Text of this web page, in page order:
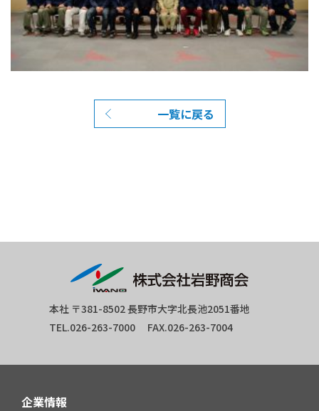
一覧に戻る
本社 〒381-8502 長野市大字北長池2051番地
TEL.026-263-7000 FAX.026-263-7004
企業情報